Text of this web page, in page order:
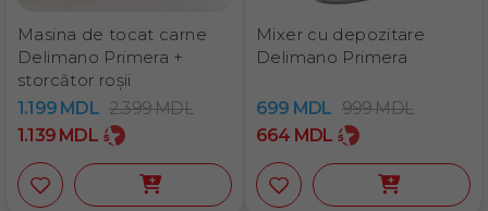
Masina de tocat carne
Delimano Primera +
storcător roșii
1.199 MDL 2.399MDL
1.139 MDL
Mixer cu depozitare
Delimano Primera
699 MDL 999MDL
664 MDL